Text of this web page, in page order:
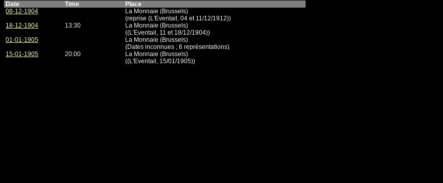
Date
Time
Place
08-12-1904
La Monnaie (Brussels)
(reprise (L'Eventail, 04 et 11/12/1912))
18-12-1904
13:30
La Monnaie (Brussels)
((L'Eventail, 11 et 18/12/1904))
01-01-1905
La Monnaie (Brussels)
(Dates inconnues ; 6 représentations)
15-01-1905
20:00
La Monnaie (Brussels)
((L'Eventail, 15/01/1905))